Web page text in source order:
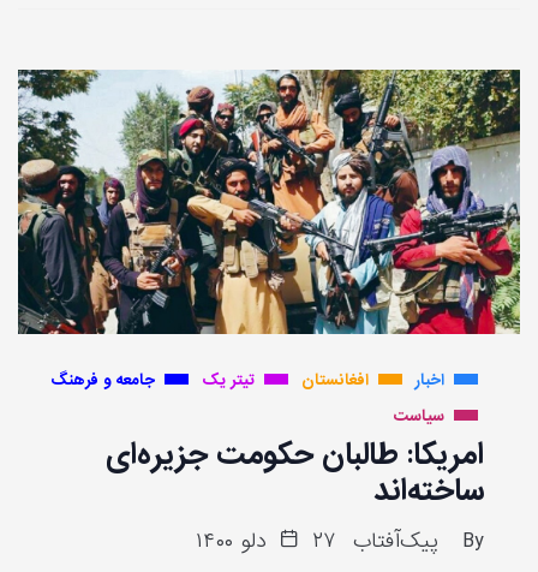
اخبار افغانستان تیتر یک
جامعه و فرهنگ
سیاست
امریکا: طالبان حکومت جزیره‌ای
ساخته‌اند
By پیک‌آفتاب
۲۷ دلو ۱۴۰۰